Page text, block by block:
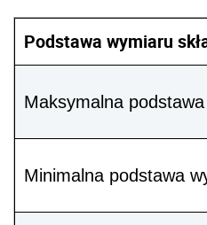
Podstawa wymiaru
Maksymalna
Minimalna podstawa